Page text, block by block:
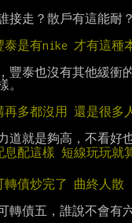
接走？散戶有這能耐？
是有nike 才有這種
豐泰也沒有其他緩衝
。
多都沒用 還是很多
配這樣 短線玩玩就
債炒完了 曲終人散
轉債五，誰說不會有